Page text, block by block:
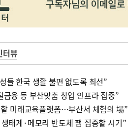
터뷰
들 한국 생활 불편 없도록 최선”
금융 등 부산맞춤 창업 인프라 집중”
미래교육플랫폼…부산서 체험의 場”
태계·메모리 반도체 팹 집중할 시기”